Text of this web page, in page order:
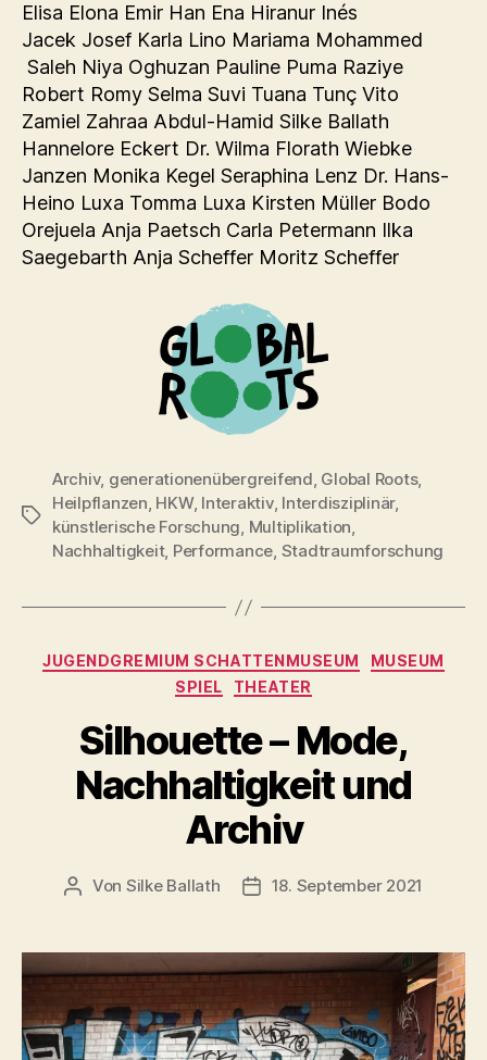
Elisa Elona Emir Han Ena Hiranur Inés
Jacek Josef Karla Lino Mariama Mohammed
Saleh Niya Oghuzan Pauline Puma Raziye
Robert Romy Selma Suvi Tuana Tunç Vito
Zamiel Zahraa Abdul-Hamid Silke Ballath
Hannelore Eckert Dr. Wilma Florath Wiebke
Janzen Monika Kegel Seraphina Lenz Dr. Hans-
Heino Luxa Tomma Luxa Kirsten Müller Bodo
Orejuela Anja Paetsch Carla Petermann Ilka
Saegebarth Anja Scheffer Moritz Scheffer
Schlagwörter
Archiv, generationenübergreifend, Global Roots,
Heilpflanzen, HKW, Interaktiv, Interdisziplinär,
künstlerische Forschung, Multiplikation,
Nachhaltigkeit, Performance, Stadtraumforschung
Kategorien
JUGENDGREMIUM SCHATTENMUSEUM
MUSEUM
SPIEL
THEATER
Silhouette – Mode,
Nachhaltigkeit und
Archiv
Beitragsautor
Von Silke Ballath Beitragsdatum
18. September 2021